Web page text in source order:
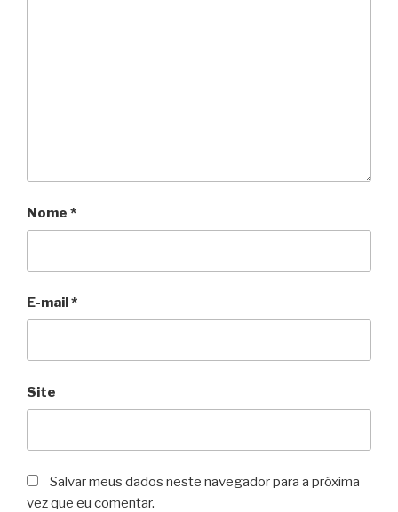
Nome *
E-mail*
Site
Salvar meus dados neste navegador para a próxima
vez que eu comentar.